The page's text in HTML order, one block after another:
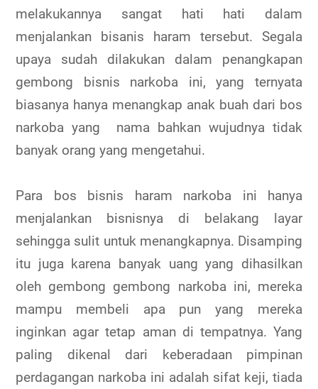
melakukannya sangat hati hati dalam
menjalankan bisanis haram tersebut. Segala
upaya sudah dilakukan dalam penangkapan
gembong bisnis narkoba ini, yang ternyata
biasanya hanya menangkap anak buah dari bos
narkoba yang nama bahkan wujudnya tidak
banyak orang yang mengetahui.
Para bos bisnis haram narkoba ini hanya
menjalankan bisnisnya di belakang layar
sehingga sulit untuk menangkapnya. Disamping
itu juga karena banyak uang yang dihasilkan
oleh gembong gembong narkoba ini, mereka
mampu membeli apa pun yang mereka
inginkan agar tetap aman di tempatnya. Yang
paling dikenal dari keberadaan pimpinan
perdagangan narkoba ini adalah sifat keji, tiada